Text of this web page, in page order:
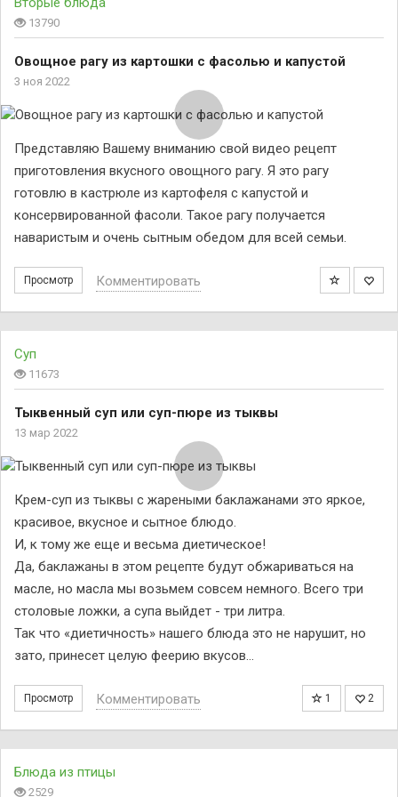
13790
Овощное рагу из картошки с фасолью и капустой
3 ноя 2022
Представляю Вашему вниманию свой видео рецепт
приготовления вкусного овощного рагу. Я это рагу
готовлю в кастрюле из картофеля с капустой и
консервированной фасоли. Такое рагу получается
наваристым и очень сытным обедом для всей семьи.
Просмотр Комментировать
Суп
11673
Тыквенный суп или суп-пюре из тыквы
13 мар 2022
Крем-суп из тыквы с жареными баклажанами это яркое,
красивое, вкусное и сытное блюдо.
И, к тому же еще и весьма диетическое!
Да, баклажаны в этом рецепте будут обжариваться на
масле, но масла мы возьмем совсем немного. Всего три
столовые ложки, а супа выйдет - три литра.
Так что «диетичность» нашего блюда это не нарушит, но
зато, принесет целую феерию вкусов…
Просмотр 1 2
Комментировать
Блюда из птицы
2529